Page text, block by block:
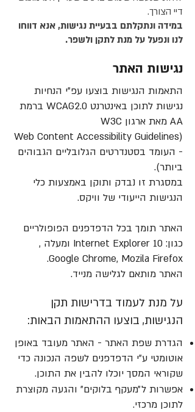
דיי הצורך.
במידה ונתקלתם בבעיית נגישות, אנא דווחו
לנו ונפעל על מנת לתקן ולשפר.
נגישות האתר
התאמות הנגישות בוצעו עפ"י הנחיות
נגישות לתוכן באינטרנט WCAG2.0 ברמת
AA מאת ארגון W3C
(Web Content Accessibility Guidelines
- העומד בסטנדרטים הגלובליים הגבוהים
ביותר).
במסגרת זו נבדק ותוקן באמצעות כלי
הנגישות הייעודי של וויקס.
האתר תומך בכל הדפדפנים הפופולריים
כגון: Internet Explorer 10 ומעלה ,
Google Chrome, Mozila Firefox.
האתר מותאם לגלישה מנייד.
על מנת לעמוד בדרישות תקן
הנגישות, בוצעו ההתאמות הבאות:
הגדרת שפת האתר - האתר מעובד באופן
אוטומטי ע"י הדפדפנים לשפה הנכונה כדי
שקוראי המסך יוכלו להבין את התוכן.
אפשרות ל״מעקף בלוקים״ והגעה מקוצרת
לתוכן מרכזי.